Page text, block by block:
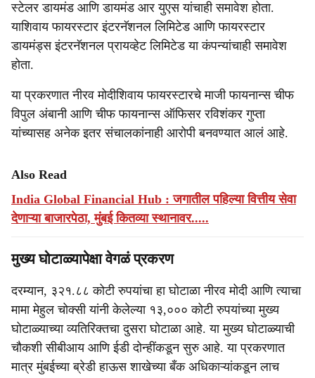
स्टेलर डायमंड आणि डायमंड आर युएस यांचाही समावेश होता.
याशिवाय फायरस्टार इंटरनॅशनल लिमिटेड आणि फायरस्टार
डायमंड्स इंटरनॅशनल प्रायव्हेट लिमिटेड या कंपन्यांचाही समावेश
होता.
या प्रकरणात नीरव मोदीशिवाय फायरस्टारचे माजी फायनान्स चीफ
विपुल अंबानी आणि चीफ फायनान्स ऑफिसर रविशंकर गुप्ता
यांच्यासह अनेक इतर संचालकांनाही आरोपी बनवण्यात आलं आहे.
Also Read
India Global Financial Hub : जगातील पहिल्या वित्तीय सेवा
देणाऱ्या बाजारपेठा, मुंबई कितव्या स्थानावर.....
मुख्य घोटाळ्यापेक्षा वेगळं प्रकरण
दरम्यान, ३२१.८८ कोटी रुपयांचा हा घोटाळा नीरव मोदी आणि त्याचा
मामा मेहुल चोक्सी यांनी केलेल्या १३,००० कोटी रुपयांच्या मुख्य
घोटाळ्याच्या व्यतिरिक्तचा दुसरा घोटाळा आहे. या मुख्य घोटाळ्याची
चौकशी सीबीआय आणि ईडी दोन्हींकडून सुरु आहे. या प्रकरणात
मात्र मुंबईच्या ब्रेडी हाऊस शाखेच्या बँक अधिकाऱ्यांकडून लाच